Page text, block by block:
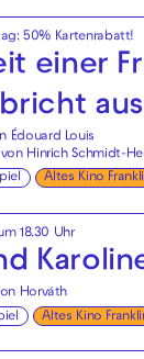
50% Kartenrabatt!
einer
aus
Édouard Louis
Hinrich Schmidt-
Altes Kino
18.30 Uhr
Horváth
Altes Kino